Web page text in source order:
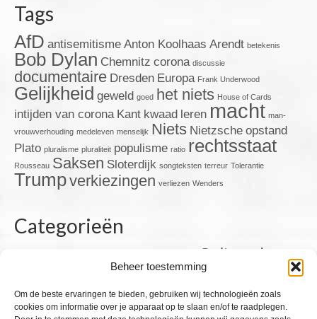
Beheer toestemming
Om de beste ervaringen te bieden, gebruiken wij technologieën zoals
cookies om informatie over je apparaat op te slaan en/of te raadplegen.
Tags
AfD antisemitisme Anton Koolhaas Arendt betekenis
Bob Dylan Chemnitz corona discussie
documentaire Dresden Europa Frank Underwood
Gelijkheid geweld goed het niets House of Cards
intijden van corona Kant kwaad leren macht man-
vrouwverhouding medeleven menselijk Niets Nietzsche opstand
Plato pluralisme pluraliteit populisme ratio rechtsstaat
Rousseau Saksen Sloterdijk songteksten terreur Tolerantie
Trumpverkiezingen verliezen Wenders
Categorieën
Cultuur
de
de jaren tachtig de man
democratie Duitsland Europa Film & TV
Filmacademie Filosofie Frankrijk